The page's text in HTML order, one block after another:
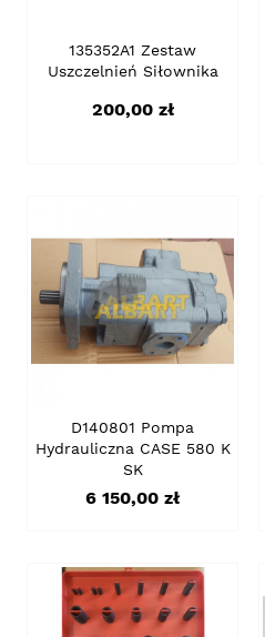
135352A1 Zestaw
Uszczelnień Siłownika
Cena
200,00 zł
D140801 Pompa
Hydrauliczna CASE 580 K
SK
Cena
6 150,00 zł